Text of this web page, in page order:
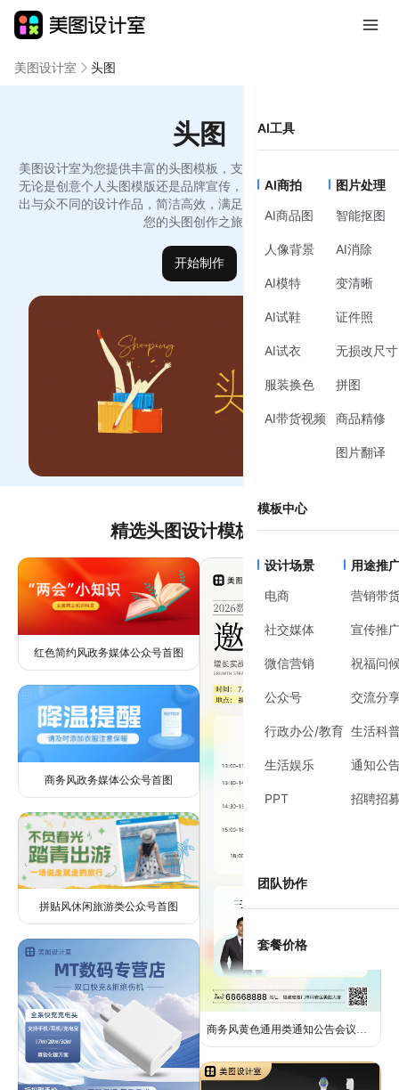
AI工具
AI商拍
AI商品图
人像背景
AI模特
AI试鞋
AI试衣
服装换色
AI带货视频
图片处理
智能抠图
AI消除
变清晰
证件照
无损改尺寸
拼图
商品精修
图片翻译
模板中心
设计场景
电商
社交媒体
微信营销
公众号
行政办公/教育
生活娱乐
PPT
用途推
营销带
宣传推
祝福问
交流分
生活科
通知公
招聘招
团队协作
套餐价格
美图设计室 头图
头图
美图设计室为您提供丰富的头图模板，支持在线编辑和免费下载。
无论是创意个人头图模版还是品牌宣传，我们的工具让您轻松制作
出与众不同的设计作品，简洁高效，满足您的设计需求。马上开始
您的头图创作之旅！
开始制作
精选头图设计模板推荐
红色简约风政务媒体公众号首图
商务风政务媒体公众号首图
拼贴风休闲旅游类公众号首图
商务风黄色通用类通知公告会议通知邀请函长图海报